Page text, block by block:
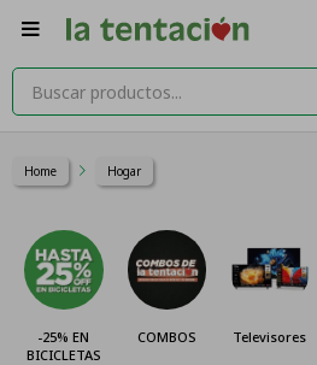

Home Hogar
-25% EN
BICICLETAS
COMBOS Televisores